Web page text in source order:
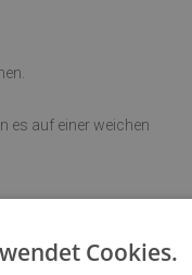
es auf einer weichen
Cookies.